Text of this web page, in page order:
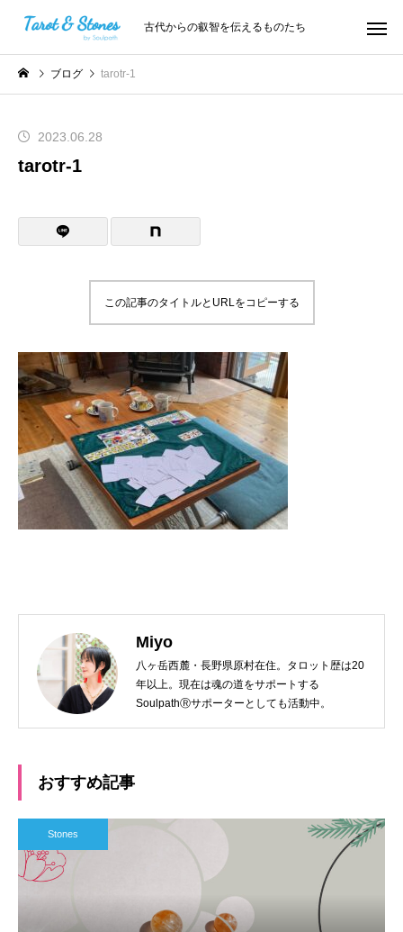
古代からの叡智を伝えるものたち
ブログ tarotr-1
2023.06.28
tarotr-1
この記事のタイトルとURLをコピーする
Miyo
八ヶ岳西麓・長野県原村在住。タロット歴は20
年以上。現在は魂の道をサポートする
SoulpathⓇサポーターとしても活動中。
おすすめ記事
Stones